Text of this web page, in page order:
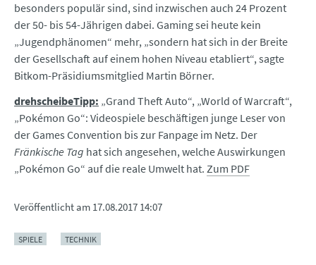
besonders populär sind, sind inzwischen auch 24 Prozent
der 50- bis 54-Jährigen dabei. Gaming sei heute kein
„Jugendphänomen“ mehr, „sondern hat sich in der Breite
der Gesellschaft auf einem hohen Niveau etabliert“, sagte
Bitkom-Präsidiumsmitglied Martin Börner.
drehscheibeTipp: „Grand Theft Auto“, „World of Warcraft“,
„Pokémon Go“: Videospiele beschäftigen junge Leser von
der Games Convention bis zur Fanpage im Netz. Der
Fränkische Tag hat sich angesehen, welche Auswirkungen
„Pokémon Go“ auf die reale Umwelt hat. Zum PDF
Veröffentlicht am 17.08.2017 14:07
SPIELE TECHNIK